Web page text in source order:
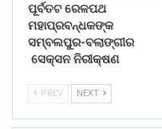
ପୂର୍ବତଟ ରେଳପଥ
ମହାପ୍ରବନ୍ଧକଙ୍କ
ସମ୍ବଲପୁର-ବଲାଙ୍ଗୀର
ସେକ୍ସନ ନିରୀକ୍ଷଣ
PREV NEXT